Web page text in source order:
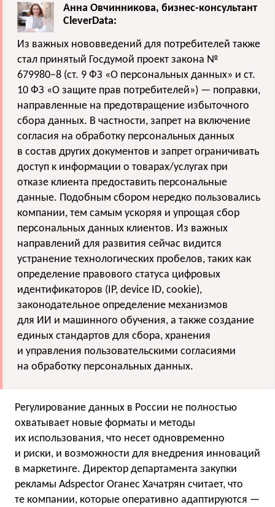
Анна Овчинникова, бизнес-консультант
CleverData:
Из важных нововведений для потребителей также
стал принятый Госдумой проект закона №
679980−8 (ст. 9 ФЗ «О персональных данных» и ст.
10 ФЗ «О защите прав потребителей») — поправки,
направленные на предотвращение избыточного
сбора данных. В частности, запрет на включение
согласия на обработку персональных данных
в состав других документов и запрет ограничивать
доступ к информации о товарах/услугах при
отказе клиента предоставить персональные
данные. Подобным сбором нередко пользовались
компании, тем самым ускоряя и упрощая сбор
персональных данных клиентов. Из важных
направлений для развития сейчас видится
устранение технологических пробелов, таких как
определение правового статуса цифровых
идентификаторов (IP, device ID, cookie),
законодательное определение механизмов
для ИИ и машинного обучения, а также создание
единых стандартов для сбора, хранения
и управления пользовательскими согласиями
на обработку персональных данных.
Регулирование данных в России не полностью
охватывает новые форматы и методы
их использования, что несет одновременно
и риски, и возможности для внедрения инноваций
в маркетинге. Директор департамента закупки
рекламы Adspector Оганес Хачатрян считает, что
те компании, которые оперативно адаптируются —